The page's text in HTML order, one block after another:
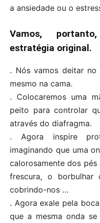
a ansiedade ou o
Vamos,
estratégia original.
. Nós vamos deitar
mesmo na cama.
. Colocaremos uma
peito para controlar
através do diafragma.
. Agora inspire
imaginando que uma
calorosamente dos pés
frescura, o
cobrindo-nos …
. Agora exale pela
que a mesma onda